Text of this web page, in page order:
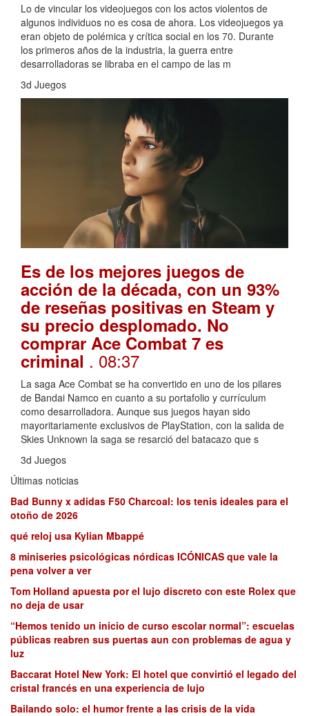
Lo de vincular los videojuegos con los actos violentos de
algunos individuos no es cosa de ahora. Los videojuegos ya
eran objeto de polémica y crítica social en los 70. Durante
los primeros años de la industria, la guerra entre
desarrolladoras se libraba en el campo de las m
3d Juegos
Es de los mejores juegos de
acción de la década, con un 93%
de reseñas positivas en Steam y
su precio desplomado. No
comprar Ace Combat 7 es
criminal . 08:37
La saga Ace Combat se ha convertido en uno de los pilares
de Bandai Namco en cuanto a su portafolio y currículum
como desarrolladora. Aunque sus juegos hayan sido
mayoritariamente exclusivos de PlayStation, con la salida de
Skies Unknown la saga se resarció del batacazo que s
3d Juegos
Últimas noticias
Bad Bunny x adidas F50 Charcoal: los tenis ideales para el
otoño de 2026
qué reloj usa Kylian Mbappé
8 miniseries psicológicas nórdicas ICÓNICAS que vale la
pena volver a ver
Tom Holland apuesta por el lujo discreto con este Rolex que
no deja de usar
“Hemos tenido un inicio de curso escolar normal”: escuelas
públicas reabren sus puertas aun con problemas de agua y
luz
Baccarat Hotel New York: El hotel que convirtió el legado del
cristal francés en una experiencia de lujo
Bailando solo: el humor frente a las crisis de la vida